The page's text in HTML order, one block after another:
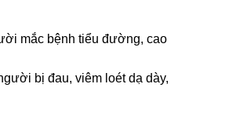
mắc bệnh tiểu đường, cao
bị đau, viêm loét dạ dày,